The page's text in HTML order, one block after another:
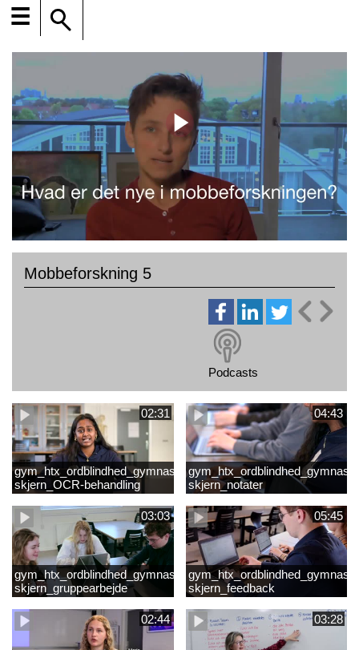
☰
Mobbeforskning 5
Podcasts
02:31
gym_htx_ordblindhed_gymnasiet
skjern_OCR-behandling
04:43
skjern_notater
03:03
gym_htx_ordblindhed_gymnasiet
skjern_gruppearbejde
05:45
skjern_feedback
02:44 03:28